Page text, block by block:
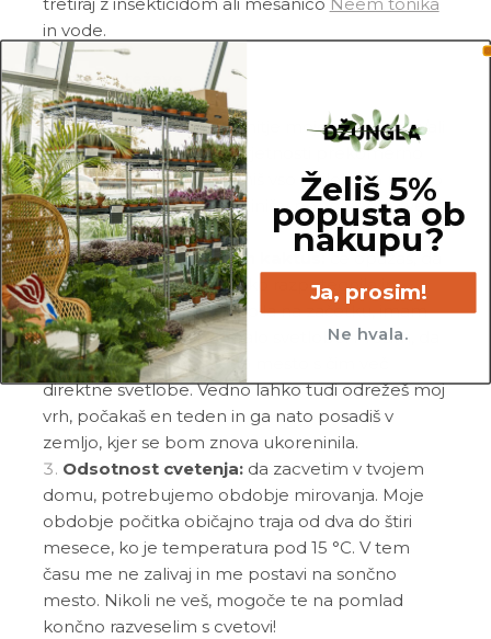
in vode.
Pogoste težave
Gnitje:če si opazil_a gnitje mojega stebla in/ali
korenin, si me po vsej verjetnosti prekomerno
zalil_a. Prosim, da odstraniš vso gnilobo in me po
potrebi še enkrat ukoreniniš v popolnoma svežo
in zračno zemljo.
Visok in razpotegnjen kaktus:
če opažaš, da
sem se v tvoji negi nekoliko razpotegnila in
nisem več taka, kot sem bila na začetku, imam
po vsej verjetnosti premalo svetlobe. Prosim, da
me premakneš na svetlo mesto s čim več
direktne svetlobe. Vedno lahko tudi odrežeš moj
vrh, počakaš en teden in ga nato posadiš v
zemljo, kjer se bom znova ukoreninila.
Odsotnost cvetenja:da zacvetim v tvojem
domu, potrebujemo obdobje mirovanja. Moje
obdobje počitka običajno traja od dva do štiri
mesece, ko je temperatura pod 15 °C. V tem
času me ne zalivaj in me postavi na sončno
mesto. Nikoli ne veš, mogoče te na pomlad
končno razveselim s cvetovi!
Želiš 5%
popusta ob
nakupu?
Ja, prosim!
Ne hvala.